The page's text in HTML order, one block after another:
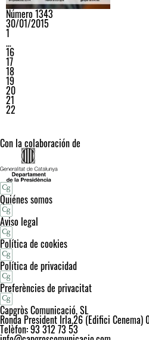
Número 1343
30/01/2015
1
…
16
17
18
19
20
21
22
Con la colaboración de
Quiénes somos
Aviso legal
Política de cookies
Política de privacidad
Preferències de privacitat
Capgròs Comunicació, SL
Ronda President Irla,26 (Edifici
Telèfon: 93 312 73 53